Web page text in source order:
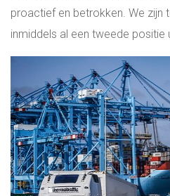
proactief en betrokken. We zijn
inmiddels al een tweede positie